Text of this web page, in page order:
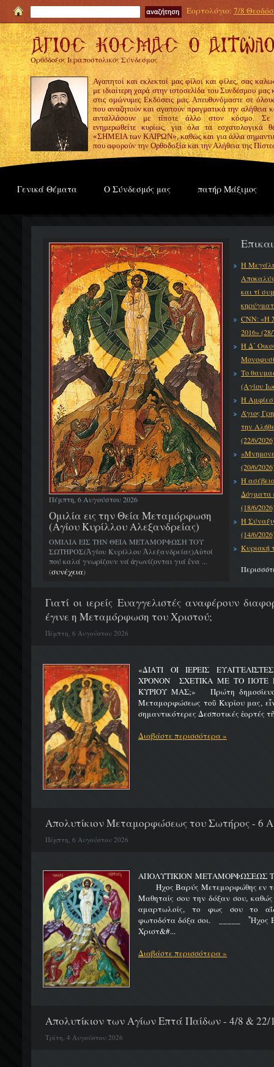
Εορτολόγιο: 7/8
Ορθόδοξος Ιεραποστολικός Σύνδεσμος
Αγαπητοί και εκλεκτοί μας φίλοι και φίλες, σας
με ιδιαίτερη χαρά στην ιστοσελίδα του Συνδέσμου μας
στις ομώνυμες Εκδόσεις μας. Απευθυνόμαστε σε
που αναζητούν και αγαπούν πραγματικά την αλήθεια
ανταλλάσουν με τίποτε άλλο στον κόσμο.
ενημερωθείτε κυρίως, για όλα τα εσχατολογικά
«ΣΗΜΕΙΑ των ΚΑΙΡΩΝ», καθώς και για άλλα
που αφορούν την Ορθοδοξία και την Αλήθεια της
Γενικά Θέματα Ο Σύνδεσμός μας πατήρ Μάξιμος
Πέμπτη, 6 Αυγούστου 2026
Ομιλία εις την Θεία Μεταμόρφωση
(Αγίου Κυρίλλου Αλεξανδρείας)
ΟΜΙΛΙΑ ΕΙΣ ΤΗΝ ΘΕΙΑ ΜΕΤΑΜΟΡΦΩΣΗ ΤΟΥ
ΣΩΤΗΡΟΣ(Ἁγίου Κυρίλλου Ἀλεξανδρείας)Αὐτοί
πού καλά γνωρίζουν νά ἀγωνίζονται γιά ἕνα ...
(συνέχεια)
Η Μεγάλη
και τί
CNN: «Η
2016»
Η Δ΄
Το
(Αγίου
Η
Άγιος
την
(22/6/
(20/6/
Η
Δόγματα
(18/6/
Η
(14/6/
Κυριακή
Γιατί οι ιερείς Ευαγγελιστές αναφέρουν
έγινε η Μεταμόρφωση του Χριστού;
Πέμπτη, 6 Αυγούστου 2026
«ΔΙΑΤΙ ΟΙ ΙΕΡΕΙΣ
ΧΡΟΝΟΝ ΣΧΕΤΙΚΑ ΜΕ ΤΟ ΠΟΤΕ
ΚΥΡΙΟΥ ΜΑΣ;» Πρώτη
Μεταμορφώσεως τοῦ Κυρίου μας,
σημαντικότερες Δεσποτικές ἑορτές
Διαβάστε περισσότερα »
Απολυτίκιον Μεταμορφώσεως του Σωτήρος - 6
Πέμπτη, 6 Αυγούστου 2026
ΑΠΟΛΥΤΙΚΙΟΝ
Ήχος Βαρύς Μετεμορφώθης εν τω
Μαθηταίς σου την δόξαν σου,
αμαρτωλοίς, το φως σου το
φωτοδότα δόξα σοι. _____ Ἦχος
Χριστ&#...
Διαβάστε περισσότερα »
Απολυτίκιον των Αγίων Επτά Παίδων - 4/8 & 22/
Τρίτη, 4 Αυγούστου 2026